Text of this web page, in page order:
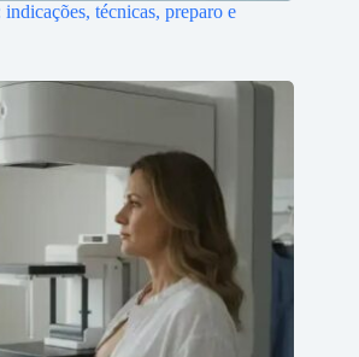
técnicas, preparo e